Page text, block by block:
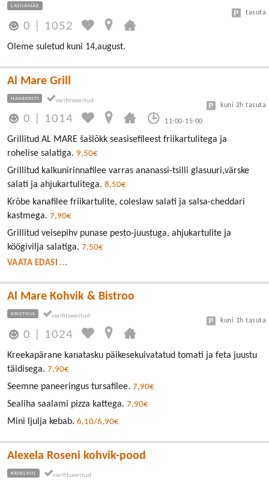
LASNAMÄE
0 1052
tasuta
Oleme suletud kuni 14,august.
Al Mare Grill
HAABERSTI
0 1014 11:00-15:00
kuni 2h tasuta
Grillitud AL MARE šašlõkk seasisefileest friikartulitega ja
rohelise salatiga. 9,50€
Grillitud kalkunirinnafilee varras ananassi-tsilli glasuuri,värske
salati ja ahjukartulitega. 8,50€
Krõbe kanafilee friikartulite, coleslaw salati ja salsa-cheddari
kastmega. 7,90€
Grillitud veisepihv punase pesto-juustuga, ahjukartulite ja
köögivilja salatiga. 7,50€
VAATA EDASI ...
Al Mare Kohvik & Bistroo
KRISTIINE
0 1024
kuni 1h tasuta
Kreekapärane kanatasku päikesekuivatatud tomati ja feta juustu
täidisega. 7,90€
Seemne paneeringus tursafilee. 7,90€
Sealiha saalami pizza kattega. 7,90€
Mini ljulja kebab. 6,10/6,90€
Alexela Roseni kohvik-pood
KESKLINN